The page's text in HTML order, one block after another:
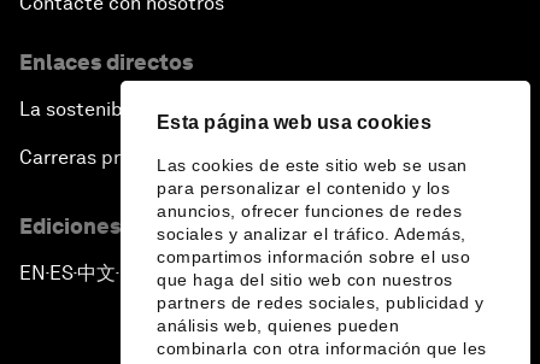
Esta página web usa cookies
Las cookies de este sitio web se usan
para personalizar el contenido y los
anuncios, ofrecer funciones de redes
sociales y analizar el tráfico. Además,
compartimos información sobre el uso
que haga del sitio web con nuestros
partners de redes sociales, publicidad y
análisis web, quienes pueden
combinarla con otra información que les
Enlaces directos
La sostenibilidad en el Foro
Carreras profesionales
Ediciones en otros idiomas
EN ▪ES▪中文▪ 日本語